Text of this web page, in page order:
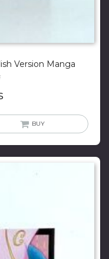
Version Manga
BUY